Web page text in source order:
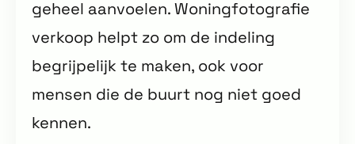
geheel aanvoelen. Woningfotografie
verkoop helpt zo om de indeling
begrijpelijk te maken, ook voor
mensen die de buurt nog niet goed
kennen.